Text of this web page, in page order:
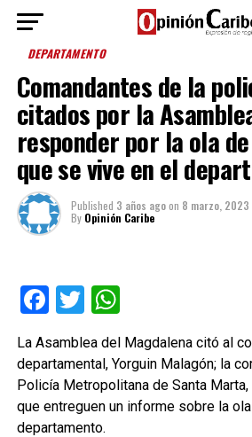
DEPARTAMENTO
Comandantes de la
citados por la
responder por la ola
que se vive en el
Published 3 años agoon 8 marzo, 2023
By Opinión Caribe
Facebook
TwitterWhatsApp
La Asamblea del Magdalena citó al
departamental, Yorguin Malagón; la
Policía Metropolitana de Santa Marta,
que entreguen un informe sobre la
departamento.